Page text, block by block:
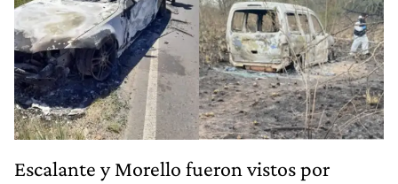
Escalante y Morello fueron vistos por